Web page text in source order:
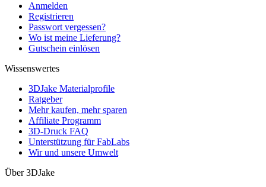
Anmelden
Registrieren
Passwort vergessen?
Wo ist meine Lieferung?
Gutschein einlösen
Wissenswertes
3DJake Materialprofile
Ratgeber
Mehr kaufen, mehr sparen
Affiliate Programm
3D-Druck FAQ
Unterstützung für FabLabs
Wir und unsere Umwelt
Über 3DJake